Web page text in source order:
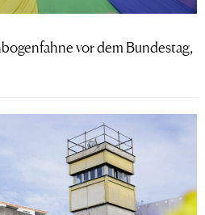
vor dem Bundestag,